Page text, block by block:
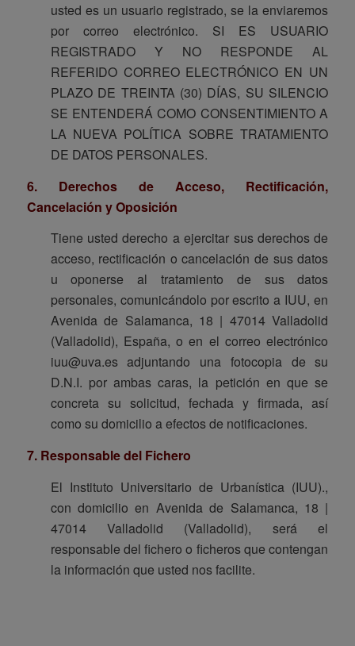
usted es un usuario registrado, se la enviaremos
por correo electrónico. SI ES USUARIO
REGISTRADO Y NO RESPONDE AL
REFERIDO CORREO ELECTRÓNICO EN UN
PLAZO DE TREINTA (30) DÍAS, SU SILENCIO
SE ENTENDERÁ COMO CONSENTIMIENTO A
LA NUEVA POLÍTICA SOBRE TRATAMIENTO
DE DATOS PERSONALES.
6. Derechos de Acceso, Rectificación,
Cancelación y Oposición
Tiene usted derecho a ejercitar sus derechos de
acceso, rectificación o cancelación de sus datos
u oponerse al tratamiento de sus datos
personales, comunicándolo por escrito a IUU, en
Avenida de Salamanca, 18 | 47014 Valladolid
(Valladolid), España, o en el correo electrónico
iuu@uva.es adjuntando una fotocopia de su
D.N.I. por ambas caras, la petición en que se
concreta su solicitud, fechada y firmada, así
como su domicilio a efectos de notificaciones.
7. Responsable del Fichero
El Instituto Universitario de Urbanística (IUU).,
con domicilio en Avenida de Salamanca, 18 |
47014 Valladolid (Valladolid), será el
responsable del fichero o ficheros que contengan
la información que usted nos facilite.